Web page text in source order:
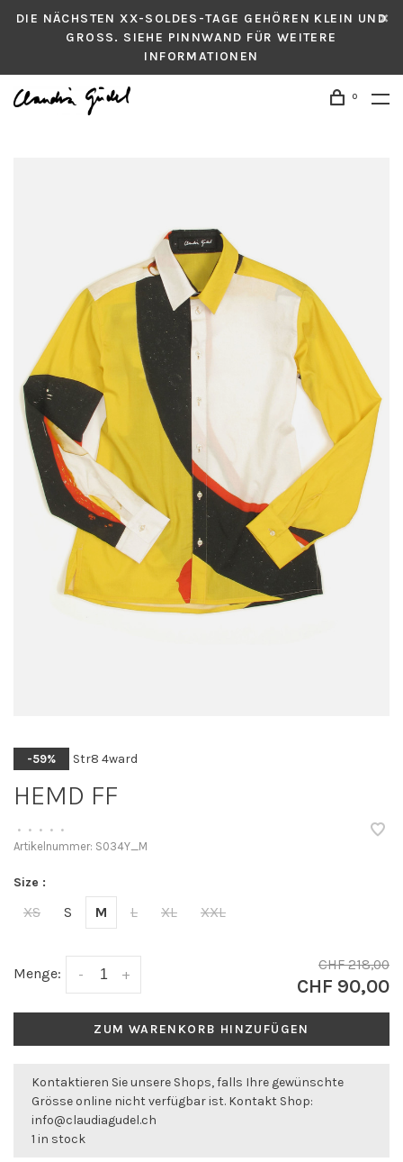
DIE NÄCHSTEN XX-SOLDES-TAGE GEHÖREN KLEIN UND
GROSS. SIEHE PINNWAND FÜR WEITERE
INFORMATIONEN
0
-59% Str8 4ward
HEMD FF
• • • • •
Artikelnummer: S034Y_M
Size :
XS S M L XL XXL
Menge: +
-
CHF 218,00
CHF 90,00
ZUM WARENKORB HINZUFÜGEN
Kontaktieren Sie unsere Shops, falls Ihre gewünschte
Grösse online nicht verfügbar ist. Kontakt Shop:
info@claudiagudel.ch
1 in stock